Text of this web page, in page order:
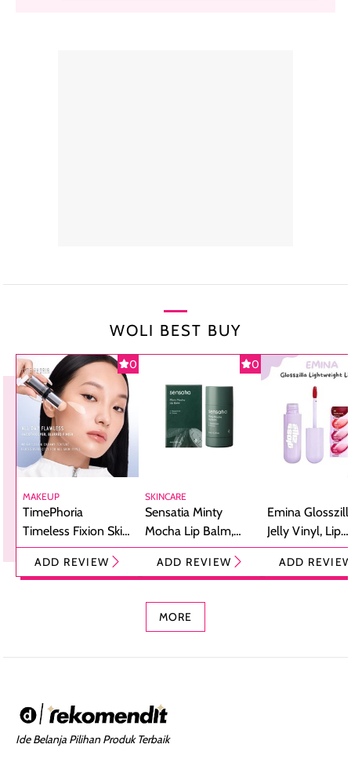
WOLI BEST BUY
0
MAKEUP
TimePhoria
Timeless Fixion Skin
Tint Stick,
Foundation dan
ADD REVIEW
0
SKINCARE
Sensatia Minty
Mocha Lip Balm,
Pelembap Bibir
dengan Aroma
ADD REVIEW
Emina
Jelly Vinyl, Lip
Cream Glossy
Ringan
ADD
MORE
Ide Belanja Pilihan Produk Terbaik